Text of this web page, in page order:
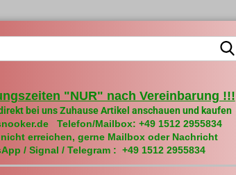
"NUR" nach Vereinbarung !!!
bei uns Zuhause Artikel anschauen und kaufen
Telefon/Mailbox: +49 1512 2955834
erreichen, gerne Mailbox oder Nachricht
/ Signal / Telegram : +49 1512 2955834